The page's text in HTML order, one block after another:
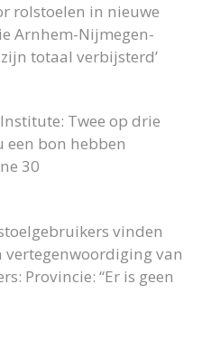
rolstoelen in nieuwe
Arnhem-Nijmegen-
zijn totaal verbijsterd’
Twee op drie
een bon hebben
30
vinden
vertegenwoordiging van
Provincie: “Er is geen